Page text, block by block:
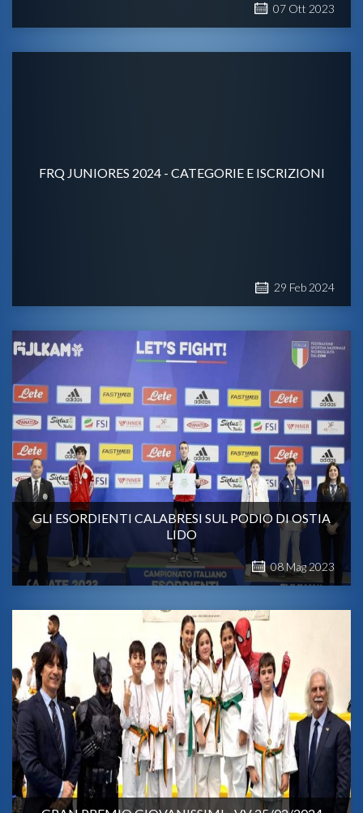
07 Ott 2023
FRQ JUNIORES 2024 - CATEGORIE E ISCRIZIONI
29 Feb 2024
GLI ESORDIENTI CALABRESI SUL PODIO DI OSTIA
LIDO
08 Mag2023